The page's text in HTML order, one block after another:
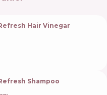
Hair Vinegar
Shampoo